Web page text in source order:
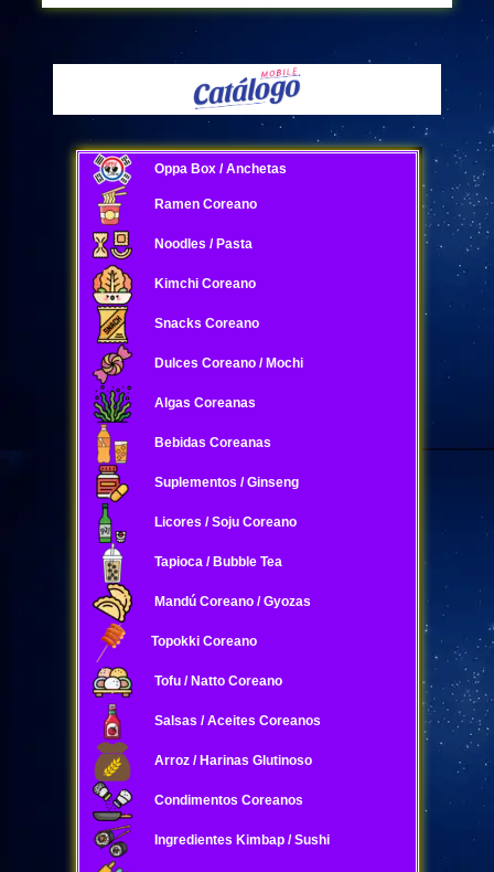
Oppa Box / Anchetas
Ramen Coreano
Noodles / Pasta
Kimchi Coreano
Snacks Coreano
Dulces Coreano / Mochi
Algas Coreanas
Bebidas Coreanas
Suplementos / Ginseng
Licores / Soju Coreano
Tapioca / Bubble Tea
Mandú Coreano / Gyozas
Topokki Coreano
Tofu / Natto Coreano
Salsas / Aceites Coreanos
Arroz / Harinas Glutinoso
Condimentos Coreanos
Ingredientes Kimbap / Sushi